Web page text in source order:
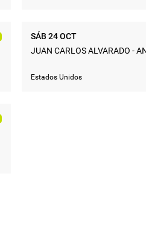
JUAN CARLOS ALVARADO -
SÁB 24 OCT
Estados Unidos